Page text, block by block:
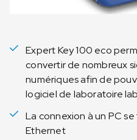
Expert Key 100 eco
convertir de nombreux
numériques afin de
logiciel de laboratoire
La connexion à un PC
Ethernet